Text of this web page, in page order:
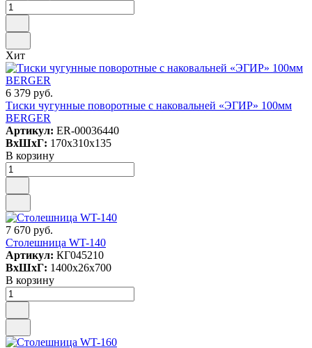
Хит
6 379 руб.
Тиски чугунные поворотные с наковальней «ЭГИР» 100мм
BERGER
Артикул: ER-00036440
ВxШxГ: 170x310x135
В корзину
7 670 руб.
Столешница WT-140
Артикул: КГ045210
ВxШxГ: 1400x26x700
В корзину